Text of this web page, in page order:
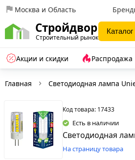
Москва и Область
Стройдвор
Строительный рынок
Акции и скидки Распродажа
Главная Светодиодная лампа
Код товара: 17433
Есть в наличии
Светодиодная
На страницу товара